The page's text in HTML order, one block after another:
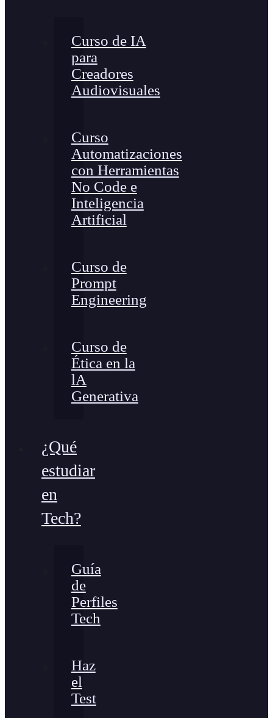
Curso de IA
para
Creadores
Audiovisuales
Curso
Automatizaciones
con Herramientas
No Code e
Inteligencia
Artificial
Curso de
Prompt
Engineering
Curso de
Ética en la
lA
Generativa
¿Qué
estudiar
en
Tech?
Guía
de
Perfiles
Tech
Haz
el
Test